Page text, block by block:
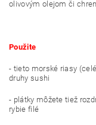
olivovým olejom či
Použite
- tieto morské riasy
druhy sushi
- plátky môžete tiež
rybie filé